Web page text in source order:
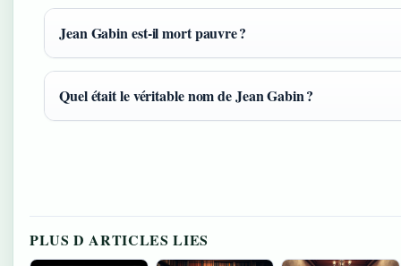
Jean Gabin est-il mort pauvre ?
Quel était le véritable nom de Jean Gabin ?
PLUS D ARTICLES LIES